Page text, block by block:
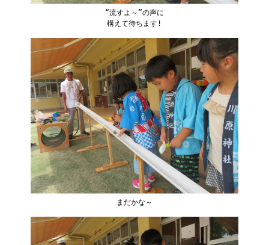
“流すよ～”の声に
構えて待ちます!
まだかな～